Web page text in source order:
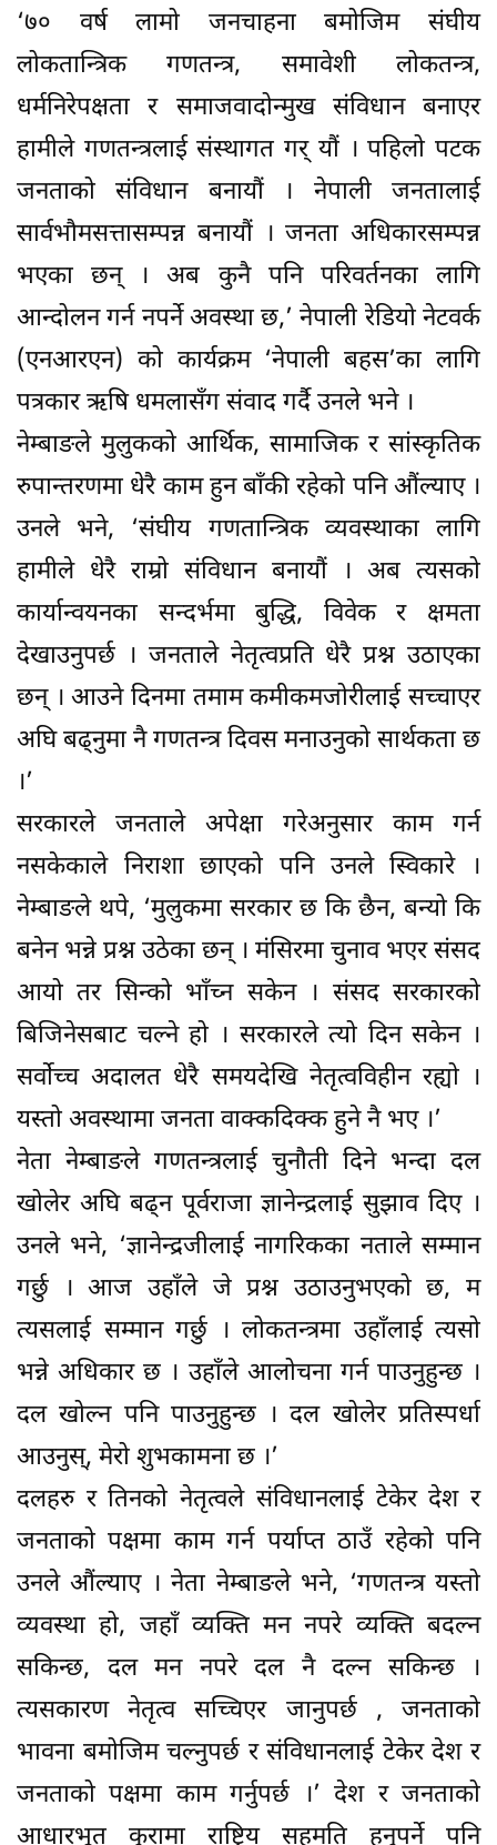
‘७० वर्ष लामो जनचाहना बमोजिम संघीय
लोकतान्त्रिक गणतन्त्र, समावेशी लोकतन्त्र,
धर्मनिरेपक्षता र समाजवादोन्मुख संविधान बनाएर
हामीले गणतन्त्रलाई संस्थागत गर् यौं । पहिलो पटक
जनताको संविधान बनायौं । नेपाली जनतालाई
सार्वभौमसत्तासम्पन्न बनायौं । जनता अधिकारसम्पन्न
भएका छन् । अब कुनै पनि परिवर्तनका लागि
आन्दोलन गर्न नपर्ने अवस्था छ,’ नेपाली रेडियो नेटवर्क
(एनआरएन) को कार्यक्रम ‘नेपाली बहस’का लागि
पत्रकार ऋषि धमलासँग संवाद गर्दै उनले भने ।
नेम्बाङले मुलुकको आर्थिक, सामाजिक र सांस्कृतिक
रुपान्तरणमा धेरै काम हुन बाँकी रहेको पनि औंल्याए ।
उनले भने, ‘संघीय गणतान्त्रिक व्यवस्थाका लागि
हामीले धेरै राम्रो संविधान बनायौं । अब त्यसको
कार्यान्वयनका सन्दर्भमा बुद्धि, विवेक र क्षमता
देखाउनुपर्छ । जनताले नेतृत्वप्रति धेरै प्रश्न उठाएका
छन् । आउने दिनमा तमाम कमीकमजोरीलाई सच्चाएर
अघि बढ्नुमा नै गणतन्त्र दिवस मनाउनुको सार्थकता छ
।’
सरकारले जनताले अपेक्षा गरेअनुसार काम गर्न
नसकेकाले निराशा छाएको पनि उनले स्विकारे ।
नेम्बाङले थपे, ‘मुलुकमा सरकार छ कि छैन, बन्यो कि
बनेन भन्ने प्रश्न उठेका छन् । मंसिरमा चुनाव भएर संसद
आयो तर सिन्को भाँच्न सकेन । संसद सरकारको
बिजिनेसबाट चल्ने हो । सरकारले त्यो दिन सकेन ।
सर्वोच्च अदालत धेरै समयदेखि नेतृत्वविहीन रह्यो ।
यस्तो अवस्थामा जनता वाक्कदिक्क हुने नै भए ।’
नेता नेम्बाङले गणतन्त्रलाई चुनौती दिने भन्दा दल
खोलेर अघि बढ्न पूर्वराजा ज्ञानेन्द्रलाई सुझाव दिए ।
उनले भने, ‘ज्ञानेन्द्रजीलाई नागरिकका नताले सम्मान
गर्छु । आज उहाँले जे प्रश्न उठाउनुभएको छ, म
त्यसलाई सम्मान गर्छु । लोकतन्त्रमा उहाँलाई त्यसो
भन्ने अधिकार छ । उहाँले आलोचना गर्न पाउनुहुन्छ ।
दल खोल्न पनि पाउनुहुन्छ । दल खोलेर प्रतिस्पर्धा
आउनुस्, मेरो शुभकामना छ ।’
दलहरु र तिनको नेतृत्वले संविधानलाई टेकेर देश र
जनताको पक्षमा काम गर्न पर्याप्त ठाउँ रहेको पनि
उनले औंल्याए । नेता नेम्बाङले भने, ‘गणतन्त्र यस्तो
व्यवस्था हो, जहाँ व्यक्ति मन नपरे व्यक्ति बदल्न
सकिन्छ, दल मन नपरे दल नै दल्न सकिन्छ ।
त्यसकारण नेतृत्व सच्चिएर जानुपर्छ , जनताको
भावना बमोजिम चल्नुपर्छ र संविधानलाई टेकेर देश र
जनताको पक्षमा काम गर्नुपर्छ ।’ देश र जनताको
आधारभूत कुरामा राष्ट्रिय सहमति हुनुपर्ने पनि